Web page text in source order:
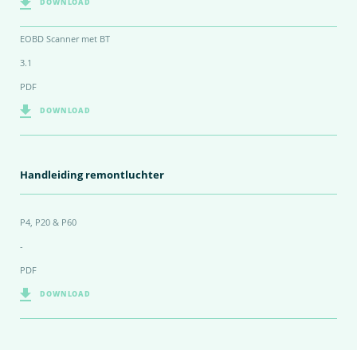
EOBD Scanner met BT
3.1
PDF
DOWNLOAD
Handleiding remontluchter
P4, P20 & P60
-
PDF
DOWNLOAD